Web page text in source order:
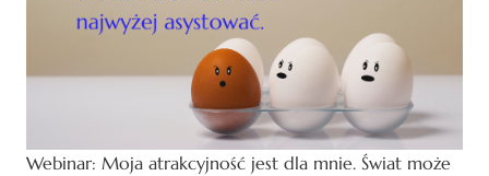
Webinar: Moja atrakcyjność jest dla mnie. Świat może